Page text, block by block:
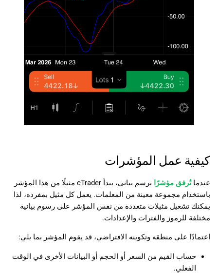
كيفية عمل المؤشرات
عندماتُرفق مؤشرًا
برسم بياني، يبدأ cTrader مثيلًا من هذا المؤشر
باستخدام مجموعة معينة من المعلمات. يعمل كل مثيل بمفرده، لذا
يمكنك تشغيل مثيلات متعددة من نفس المؤشر على رسوم بيانية
مختلفة للرموز والفترات والإعدادات.
اعتمادًا على منطقه وتكوينه الافتراضي، قد يقوم المؤشر بما يلي:
حساب القيم من السعر أو الحجم أو البيانات الأخرى في الوقت
الفعلي.